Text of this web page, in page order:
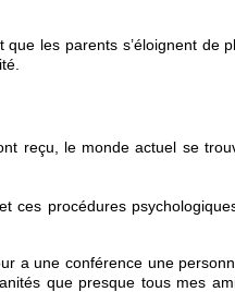
les parents s’éloignent de
reçu, le monde actuel se
ces procédures
a une conférence une
que presque tous mes